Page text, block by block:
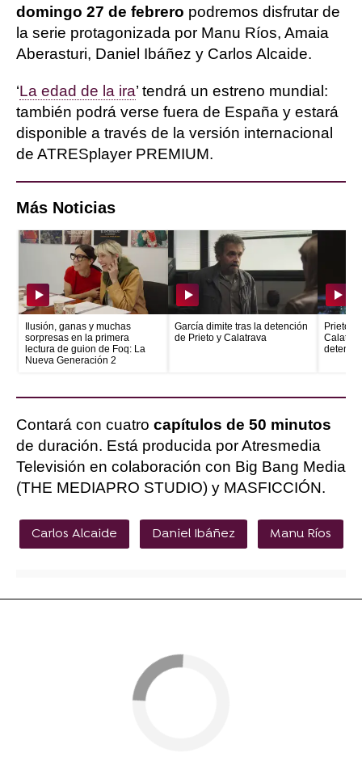
domingo 27 de febrero podremos disfrutar de
la serie protagonizada por Manu Ríos, Amaia
Aberasturi, Daniel Ibáñez y Carlos Alcaide.
‘La edad de la ira’ tendrá un estreno mundial:
también podrá verse fuera de España y estará
disponible a través de la versión internacional
de ATRESplayer PREMIUM.
Más Noticias
Ilusión, ganas y muchas
sorpresas en la primera
lectura de guion de Foq: La
Nueva Generación 2
García dimite tras la detención
de Prieto y Calatrava
Prieto
Contará con cuatro capítulos de 50 minutos
de duración. Está producida por Atresmedia
Televisión en colaboración con Big Bang Media
(THE MEDIAPRO STUDIO) y MASFICCIÓN.
Carlos Alcaide Daniel Ibáñez Manu Ríos